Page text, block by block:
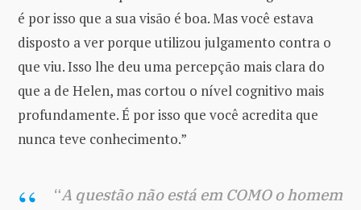
é por isso que a sua visão é boa. Mas você estava
disposto a ver porque utilizou julgamento contra o
que viu. Isso lhe deu uma percepção mais clara do
que a de Helen, mas cortou o nível cognitivo mais
profundamente. É por isso que você acredita que
nunca teve conhecimento.”
“A questão não está em COMO o homem